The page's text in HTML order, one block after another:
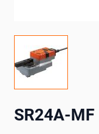
SR24A-MF